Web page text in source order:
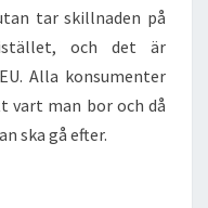
tar skillnaden på
och det är
Alla konsumenter
vart man bor och då
ska gå efter.